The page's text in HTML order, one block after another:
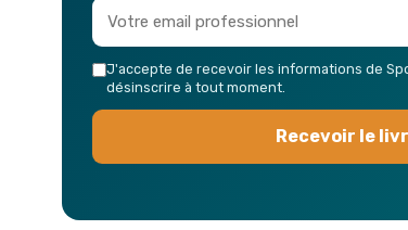
J'accepte de recevoir les informations de
désinscrire à tout moment.
Recevoir le